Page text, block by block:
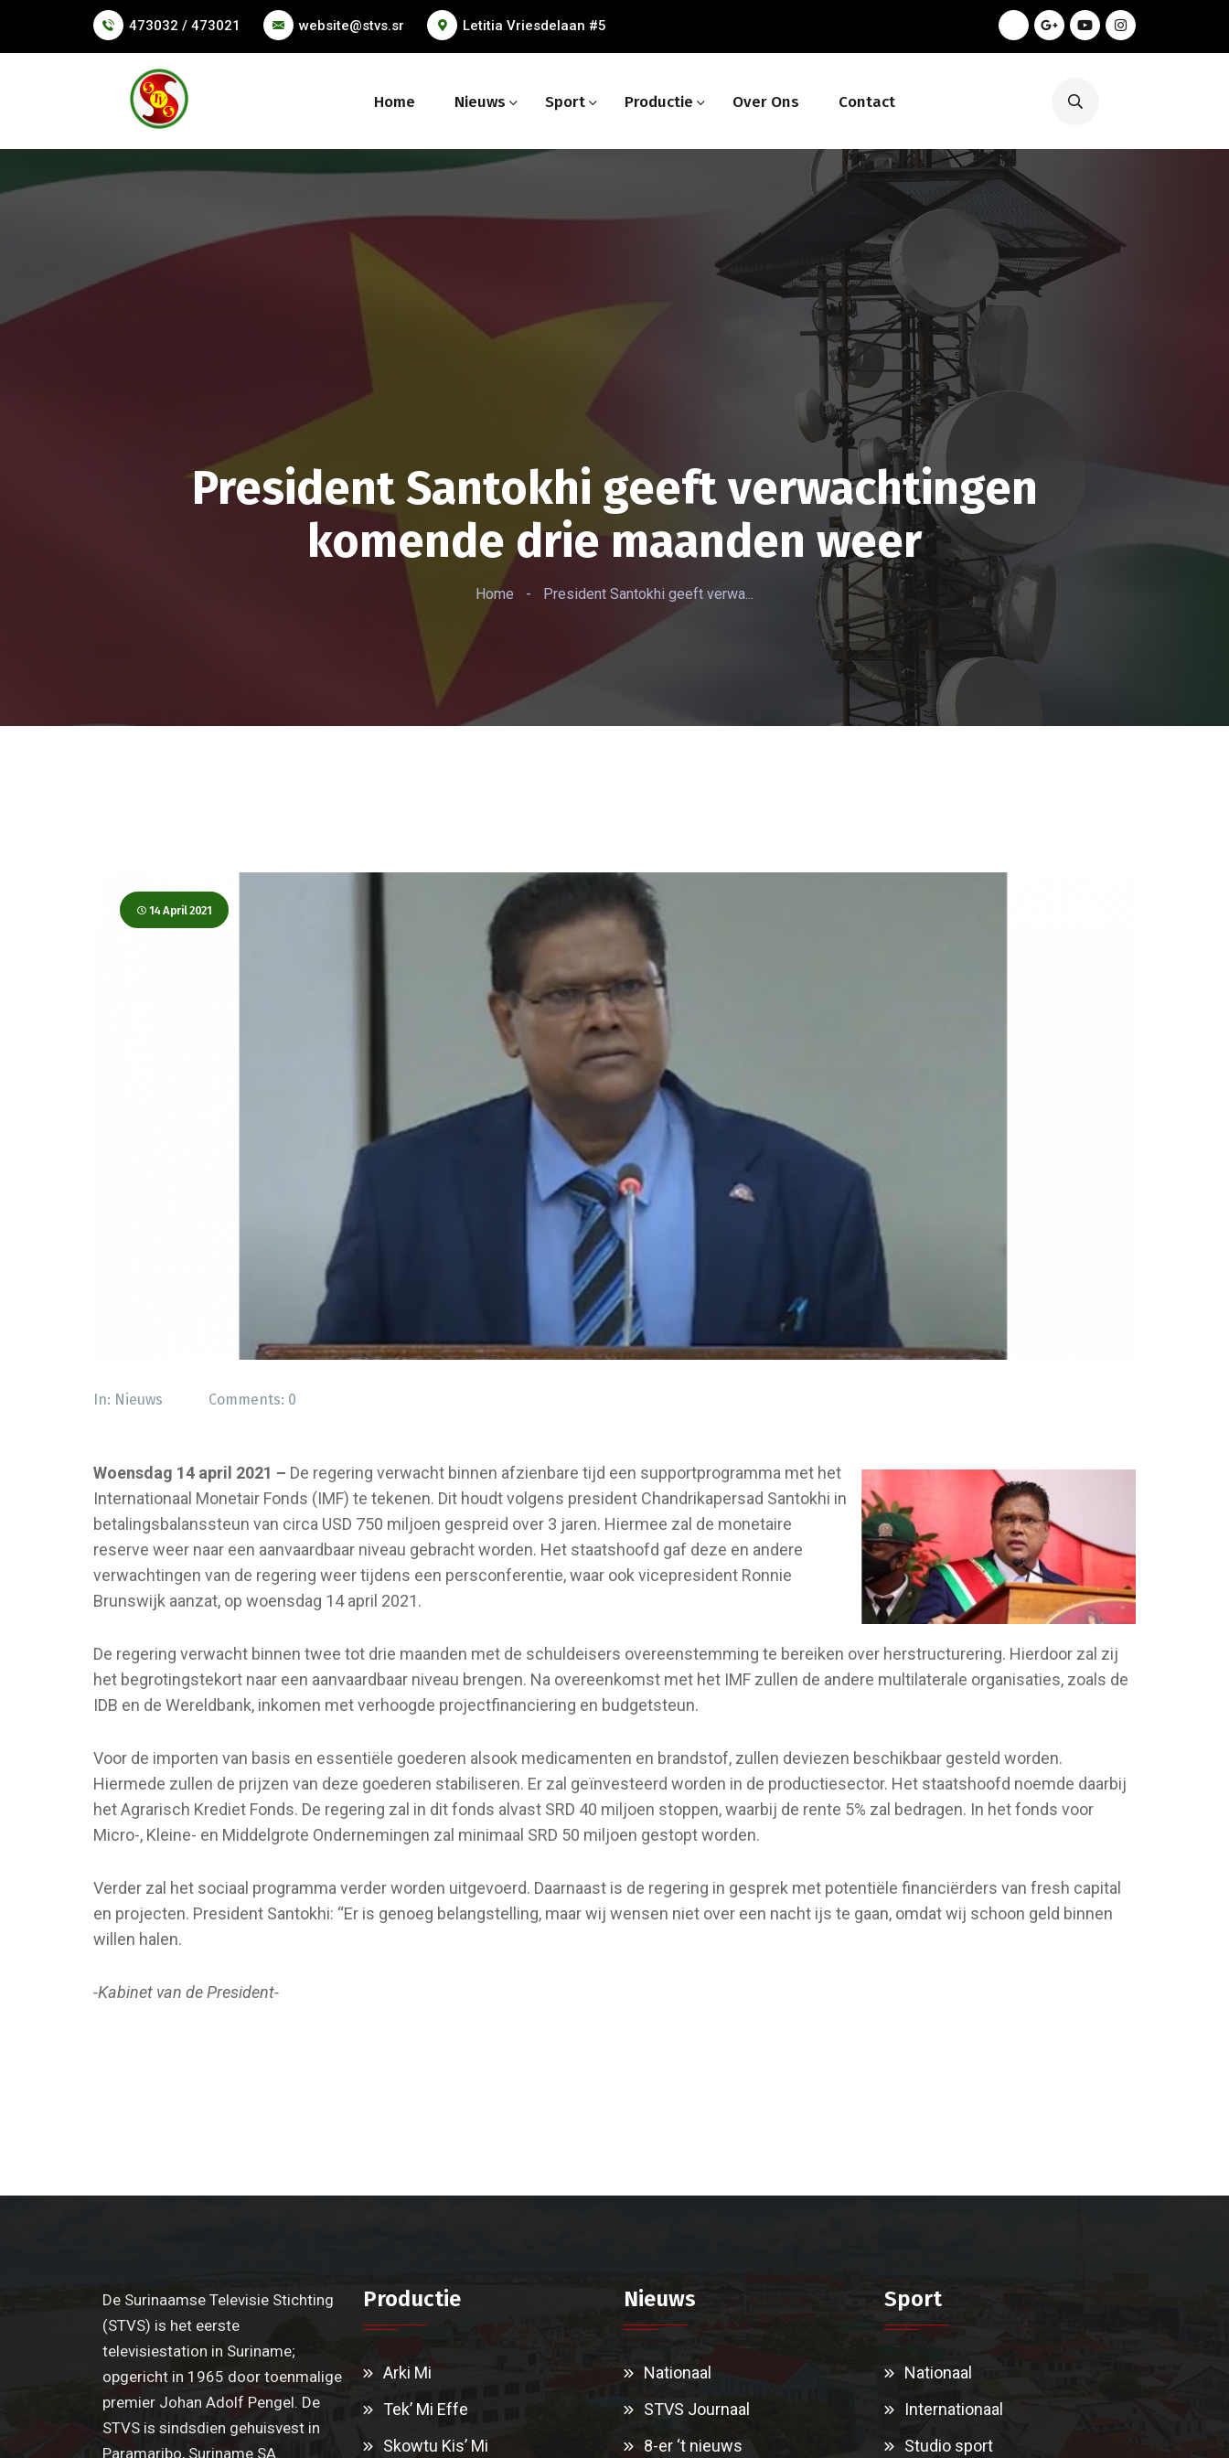
473032 / 473021 website@stvs.sr Letitia Vriesdelaan #5
Home Nieuws Sport Productie Over Ons Contact
President Santokhi geeft verwachtingen
komende drie maanden weer
Home - President Santokhi geeft verwa...
14 April 2021
In: Nieuws Comments: 0
Woensdag 14 april 2021 – De regering verwacht binnen afzienbare tijd een supportprogramma met het
Internationaal Monetair Fonds (IMF) te tekenen. Dit houdt volgens president Chandrikapersad Santokhi in
betalingsbalanssteun van circa USD 750 miljoen gespreid over 3 jaren. Hiermee zal de monetaire
reserve weer naar een aanvaardbaar niveau gebracht worden. Het staatshoofd gaf deze en andere
verwachtingen van de regering weer tijdens een persconferentie, waar ook vicepresident Ronnie
Brunswijk aanzat, op woensdag 14 april 2021.
De regering verwacht binnen twee tot drie maanden met de schuldeisers overeenstemming te bereiken over herstructurering. Hierdoor zal zij
het begrotingstekort naar een aanvaardbaar niveau brengen. Na overeenkomst met het IMF zullen de andere multilaterale organisaties, zoals de
IDB en de Wereldbank, inkomen met verhoogde projectfinanciering en budgetsteun.
Voor de importen van basis en essentiële goederen alsook medicamenten en brandstof, zullen deviezen beschikbaar gesteld worden.
Hiermede zullen de prijzen van deze goederen stabiliseren. Er zal geïnvesteerd worden in de productiesector. Het staatshoofd noemde daarbij
het Agrarisch Krediet Fonds. De regering zal in dit fonds alvast SRD 40 miljoen stoppen, waarbij de rente 5% zal bedragen. In het fonds voor
Micro-, Kleine- en Middelgrote Ondernemingen zal minimaal SRD 50 miljoen gestopt worden.
Verder zal het sociaal programma verder worden uitgevoerd. Daarnaast is de regering in gesprek met potentiële financiërders van fresh capital
en projecten. President Santokhi: “Er is genoeg belangstelling, maar wij wensen niet over een nacht ijs te gaan, omdat wij schoon geld binnen
willen halen.
-Kabinet van de President-
De Surinaamse Televisie Stichting
(STVS) is het eerste
televisiestation in Suriname;
opgericht in 1965 door toenmalige
premier Johan Adolf Pengel. De
STVS is sindsdien gehuisvest in
Paramaribo, Suriname SA.
Productie
Arki Mi
Tek’ Mi Effe
Skowtu Kis’ Mi
Nieuws
Nationaal
STVS Journaal
8-er ‘t nieuws
Sport
Nationaal
Internationaal
Studio sport